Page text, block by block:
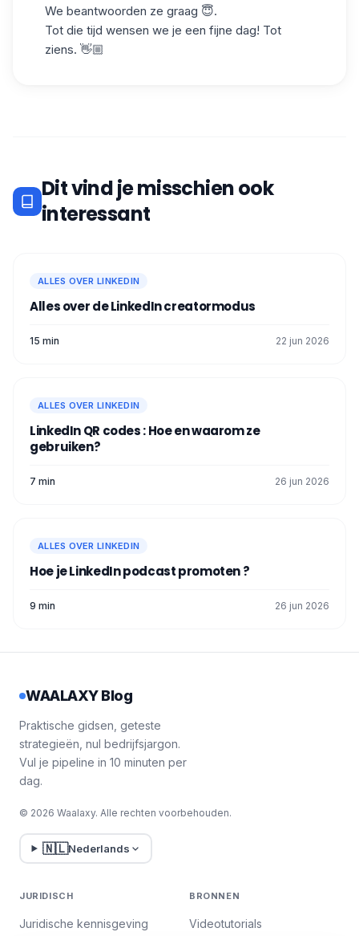
We beantwoorden ze graag 😇.
Tot die tijd wensen we je een fijne dag! Tot
ziens. 👋🏼
Dit vind je misschien ook
interessant
ALLES OVER LINKEDIN
Alles over de LinkedIn creatormodus
15 min 22 jun 2026
ALLES OVER LINKEDIN
LinkedIn QR codes : Hoe en waarom ze
gebruiken?
7 min 26 jun 2026
ALLES OVER LINKEDIN
Hoe je LinkedIn podcast promoten ?
9 min 26 jun 2026
WAALAXY Blog
Praktische gidsen, geteste
strategieën, nul bedrijfsjargon.
Vul je pipeline in 10 minuten per
dag.
© 2026 Waalaxy. Alle rechten voorbehouden.
🇳🇱Nederlands
JURIDISCH
Juridische kennisgeving
BRONNEN
Videotutorials